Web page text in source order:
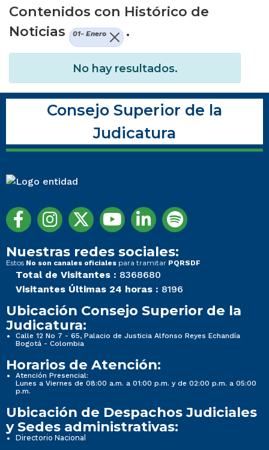
Contenidos con Histórico de
Noticias
01- Enero .
No hay resultados.
Consejo Superior de la
Judicatura
Nuestras redes sociales:
Estos No son canales oficiales para tramitar PQRSDF
Total de Visitantes : 8368680
Visitantes Últimas 24 horas : 8196
Ubicación Consejo Superior de la
Judicatura:
Calle 12 No 7 - 65, Palacio de Justicia Alfonso Reyes Echandía
Bogotá - Colombia
Horarios de Atención:
Atención Presencial:
Lunes a Viernes de 08:00 a.m. a 01:00 p.m. y de 02:00 p.m. a 05:00
p.m.
Ubicación de Despachos Judiciales
y Sedes administrativas:
Directorio Nacional